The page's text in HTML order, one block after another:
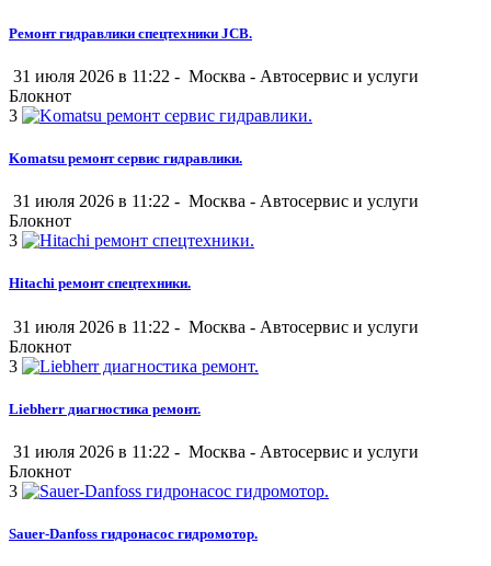
Ремонт гидравлики спецтехники JCB.
31 июля 2026 в 11:22 - Москва - Автосервис и услуги
Блокнот
3
Komatsu ремонт сервис гидравлики.
31 июля 2026 в 11:22 - Москва - Автосервис и услуги
Блокнот
3
Hitachi ремонт спецтехники.
31 июля 2026 в 11:22 - Москва - Автосервис и услуги
Блокнот
3
Liebherr диагностика ремонт.
31 июля 2026 в 11:22 - Москва - Автосервис и услуги
Блокнот
3
Sauer-Danfoss гидронасос гидромотор.